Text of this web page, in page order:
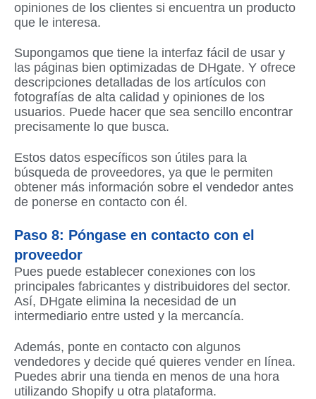
opiniones de los clientes si encuentra un producto
que le interesa.
Supongamos que tiene la interfaz fácil de usar y
las páginas bien optimizadas de DHgate. Y ofrece
descripciones detalladas de los artículos con
fotografías de alta calidad y opiniones de los
usuarios. Puede hacer que sea sencillo encontrar
precisamente lo que busca.
Estos datos específicos son útiles para la
búsqueda de proveedores, ya que le permiten
obtener más información sobre el vendedor antes
de ponerse en contacto con él.
Paso 8: Póngase en contacto con el
proveedor
Pues puede establecer conexiones con los
principales fabricantes y distribuidores del sector.
Así, DHgate elimina la necesidad de un
intermediario entre usted y la mercancía.
Además, ponte en contacto con algunos
vendedores y decide qué quieres vender en línea.
Puedes abrir una tienda en menos de una hora
utilizando Shopify u otra plataforma.